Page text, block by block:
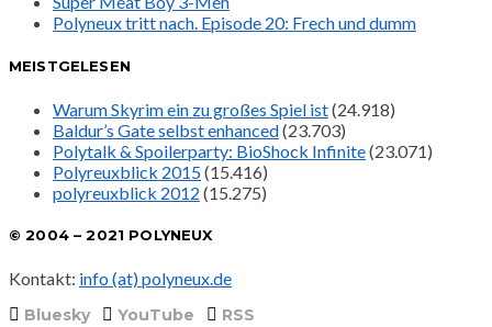
Polyneux tritt nach. Episode 20: Frech und dumm
MEISTGELESEN
Warum Skyrim ein zu großes Spiel ist(24.918)
Baldur’s Gate selbst enhanced(23.703)
Polytalk & Spoilerparty: BioShock Infinite(23.071)
Polyreuxblick 2015(15.416)
polyreuxblick 2012 (15.275)
© 2004 – 2021 POLYNEUX
Kontakt: info (at) polyneux.de
Bluesky YouTube RSS